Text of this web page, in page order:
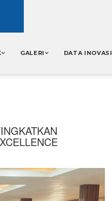
GALERI DATA INOVASI